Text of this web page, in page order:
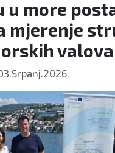
u more
mjerenje
valova